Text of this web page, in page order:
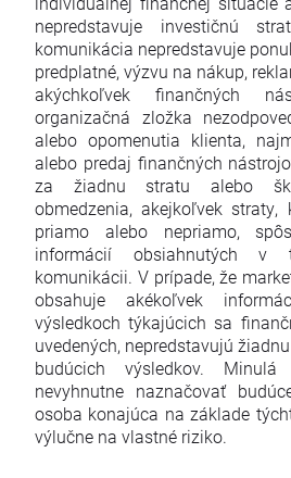
nepredstavuje investičnú
komunikácia nepredstavuje
predplatné, výzvu na nákup,
akýchkoľvek finančných
organizačná zložka
alebo opomenutia klienta,
alebo predaj finančných
za žiadnu stratu alebo
obmedzenia, akejkoľvek
priamo alebo nepriamo,
informácií obsiahnutých v
komunikácii. V prípade, že
obsahuje akékoľvek
výsledkoch týkajúcich sa
uvedených, nepredstavujú
budúcich výsledkov.
nevyhnutne naznačovať
osoba konajúca na základe
výlučne na vlastné riziko.